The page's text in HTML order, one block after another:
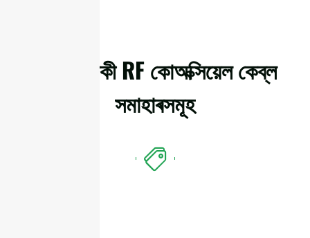
বিশদ জানকী RF কোঅক্সিয়েল কেব্ল
সমাহাৰসমূহ